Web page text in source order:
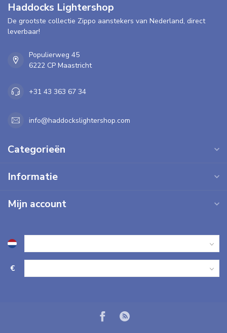
Haddocks Lightershop
De grootste collectie Zippo aanstekers van Nederland, direct
leverbaar!
Populierweg 45
6222 CP Maastricht
+31 43 363 67 34
info@haddockslightershop.com
Categorieën
Informatie
Mijn account
€